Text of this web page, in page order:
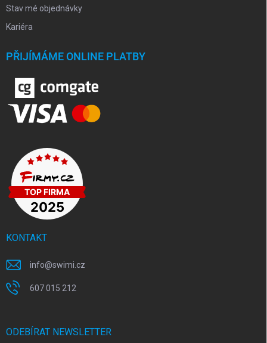
Stav mé objednávky
Kariéra
PŘIJÍMÁME ONLINE PLATBY
KONTAKT
info@swimi.cz
607 015 212
ODEBÍRAT NEWSLETTER